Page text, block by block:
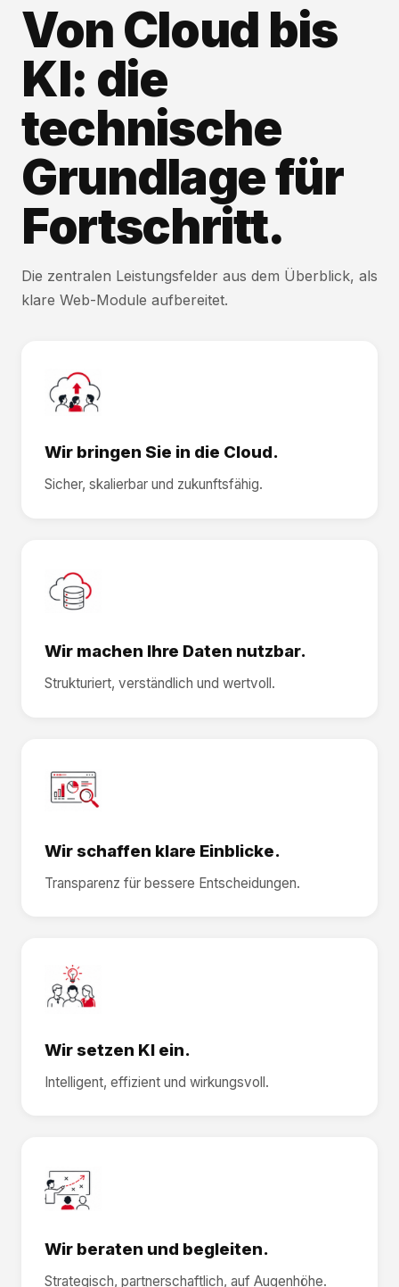
Von Cloud bis
KI: die
technische
Grundlage für
Fortschritt.
Die zentralen Leistungsfelder aus dem Überblick, als
klare Web-Module aufbereitet.
Wir bringen Sie in die Cloud.
Sicher, skalierbar und zukunftsfähig.
Wir machen Ihre Daten nutzbar.
Strukturiert, verständlich und wertvoll.
Wir schaffen klare Einblicke.
Transparenz für bessere Entscheidungen.
Wir setzen KI ein.
Intelligent, effizient und wirkungsvoll.
Wir beraten und begleiten.
Strategisch, partnerschaftlich, auf Augenhöhe.